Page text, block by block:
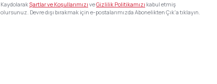
KaydolarakŞartlar ve Koşullarımızı veGizlilik Politikamızı kabul etmiş
olursunuz. Devre dışı bırakmak için e-postalarımızda Abonelikten Çık'a tıklayın.